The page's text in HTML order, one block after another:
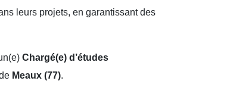
leurs projets, en garantissant des
Chargé(e) d’études
Meaux (77).